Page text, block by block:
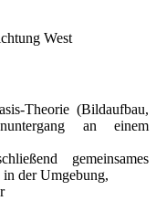
Theorie (Bildaufbau,
an einem
gemeinsames
in der Umgebung,